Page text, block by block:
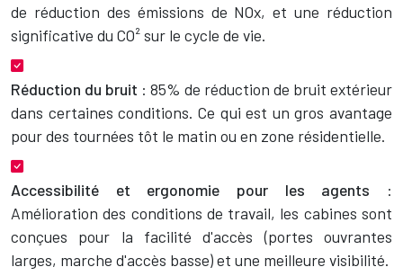
de réduction des émissions de NOx, et une réduction
significative du CO² sur le cycle de vie.
Réduction du bruit : 85% de réduction de bruit extérieur
dans certaines conditions. Ce qui est un gros avantage
pour des tournées tôt le matin ou en zone résidentielle.
Accessibilité et ergonomie pour les agents :
Amélioration des conditions de travail, les cabines sont
conçues pour la facilité d'accès (portes ouvrantes
larges, marche d'accès basse) et une meilleure visibilité.